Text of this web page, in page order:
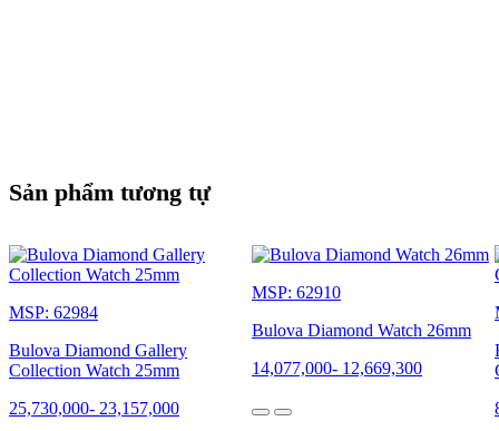
Sản phẩm tương tự
MSP: 62984
Bulova Diamond Gallery
Collection Watch 25mm
25,730,000- 23,157,000
MSP: 62910
Bulova Diamond Watch 26mm
14,077,000- 12,669,300